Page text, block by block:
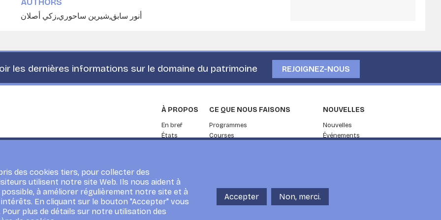
زكي أصلان شيرين ساحوري أنور سابق
les dernières informations sur le domaine du patrimoine REJOIGNEZ-NOUS
À PROPOS
En bref
États
CE QUE NOUS FAISONS
Programmes
Courses
NOUVELLES
Nouvelles
Événements
des cookies tiers, pour collecter des
utilisent notre site Web. Ils nous aident à
à améliorer régulièrement notre site et à
En cliquant sur le bouton "Accepter" vous
plus de détails sur notre utilisation des
Accepter Non, merci.